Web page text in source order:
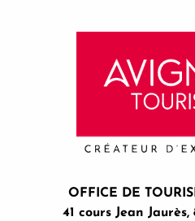
OFFICE DE
41 cours Jean